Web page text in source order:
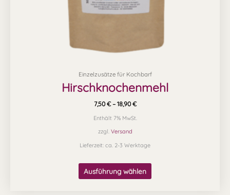
Einzelzusätze für Kochbarf
Hirschknochenmehl
7,50€ – 18,90€
Enthält 7% MwSt.
zzgl. Versand
Lieferzeit: ca. 2-3 Werktage
Ausführung wählen